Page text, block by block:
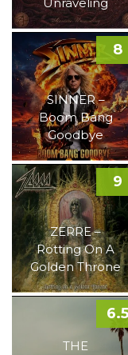
Unraveling
SINNER –
Boom Bang
Goodbye
8
ZERRE –
Rotting On A
Golden Throne
9
THE
6.5